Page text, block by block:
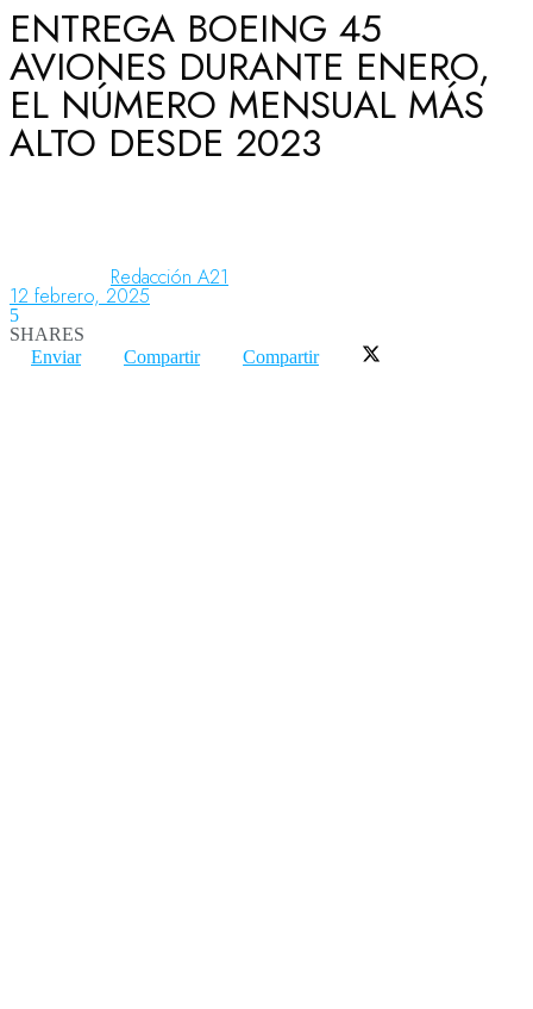
Aerolíneas
Aeronáutica
ENTREGA BOEING 45
AVIONES DURANTE ENERO,
EL NÚMERO MENSUAL MÁS
ALTO DESDE 2023
Redacción A21
12 febrero, 2025
5
SHARES
Enviar
Compartir Compartir